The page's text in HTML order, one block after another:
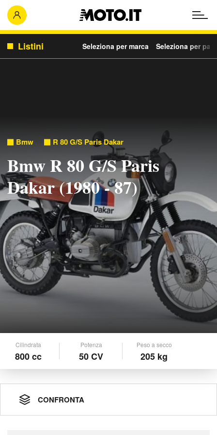
Listini Seleziona per marca Seleziona per
Bmw R 80 G/S Paris Dakar
Bmw R 80 G/S Paris
Dakar (1980 - 87)
Cilindrata
800 cc
Potenza
50 CV
Peso a secco
205 kg
CONFRONTA